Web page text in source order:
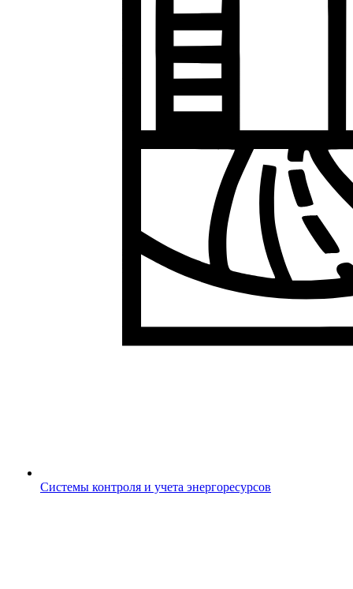
Системы контроля и учета энергоресурсов